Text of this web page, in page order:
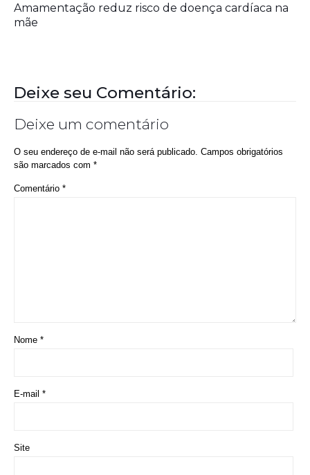
Amamentação reduz risco de doença cardíaca na
mãe
Deixe seu Comentário:
Deixe um comentário
O seu endereço de e-mail não será publicado. Campos obrigatórios
são marcados com *
Comentário *
Nome *
E-mail *
Site